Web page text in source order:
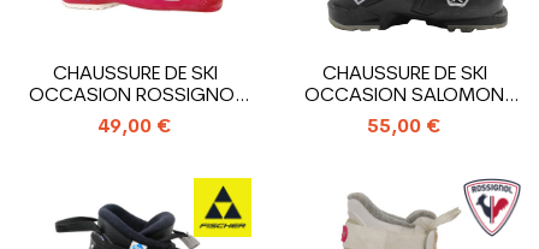
CHAUSSURE DE SKI
OCCASION ROSSIGNOL
ALLTRACK
49,00 €
CHAUSSURE DE SKI
OCCASION SALOMON
SELECT HV R80 W
55,00 €